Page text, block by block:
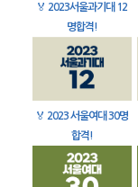
🏅 2023서울과기대 12
명합격!
🏅 2023 서울여대 30명
합격!